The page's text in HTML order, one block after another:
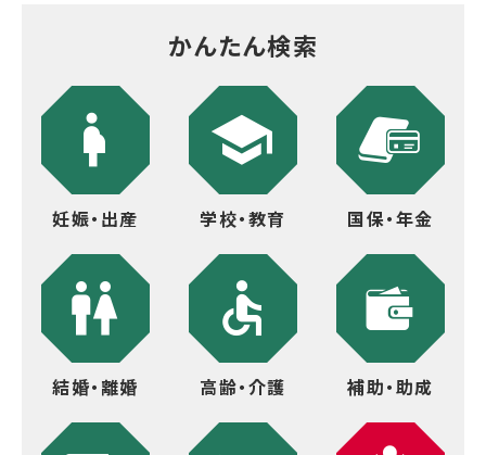
かんたん検索
妊娠・出産 学校・教育 国保・年金
結婚・離婚 高齢・介護 補助・助成